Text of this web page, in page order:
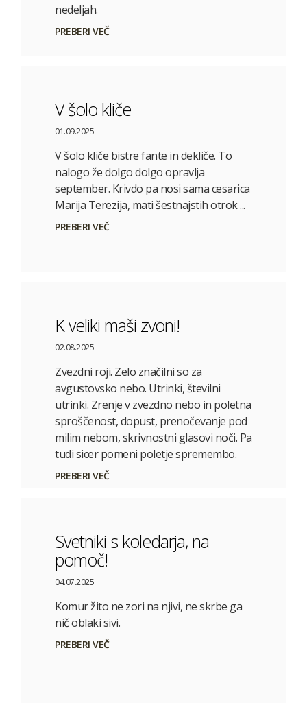
nedeljah.
PREBERI VEČ
V šolo kliče
01.09.2025
V šolo kliče bistre fante in dekliče. To
nalogo že dolgo dolgo opravlja
september. Krivdo pa nosi sama cesarica
Marija Terezija, mati šestnajstih otrok ...
PREBERI VEČ
K veliki maši zvoni!
02.08.2025
Zvezdni roji. Zelo značilni so za
avgustovsko nebo. Utrinki, številni
utrinki. Zrenje v zvezdno nebo in poletna
sproščenost, dopust, prenočevanje pod
milim nebom, skrivnostni glasovi noči. Pa
tudi sicer pomeni poletje spremembo.
PREBERI VEČ
Svetniki s koledarja, na
pomoč!
04.07.2025
Komur žito ne zori na njivi, ne skrbe ga
nič oblaki sivi.
PREBERI VEČ